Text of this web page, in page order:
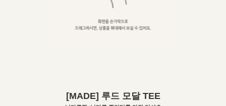
[MADE] 루드 모달 TEE